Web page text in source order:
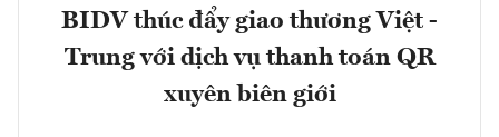
BIDV thúc đẩy giao thương Việt -
Trung với dịch vụ thanh toán QR
xuyên biên giới